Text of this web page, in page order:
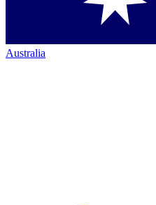
Australia